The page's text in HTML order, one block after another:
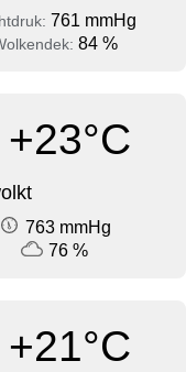
761 mmHg
84 %
+23°C
763 mmHg
76 %
+21°C